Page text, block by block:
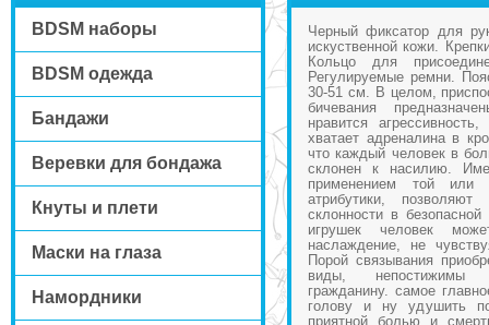
BDSM наборы
BDSM одежда
Бандажи
Веревки для бондажа
Кнуты и плети
Маски на глаза
Намордники
Черный фиксатор для
искуственной кожи.
Кольцо для
Регулируемые ремни.
30-51 см. В целом,
бичевания
нравится
хватает адреналина в
что каждый человек в
склонен к насилию.
применением той или
атрибутики,
склонности в
игрушек человек
наслаждение, не
Порой связывания
виды, непостижимы
гражданину. самое
голову и ну удушить
приятной болью и